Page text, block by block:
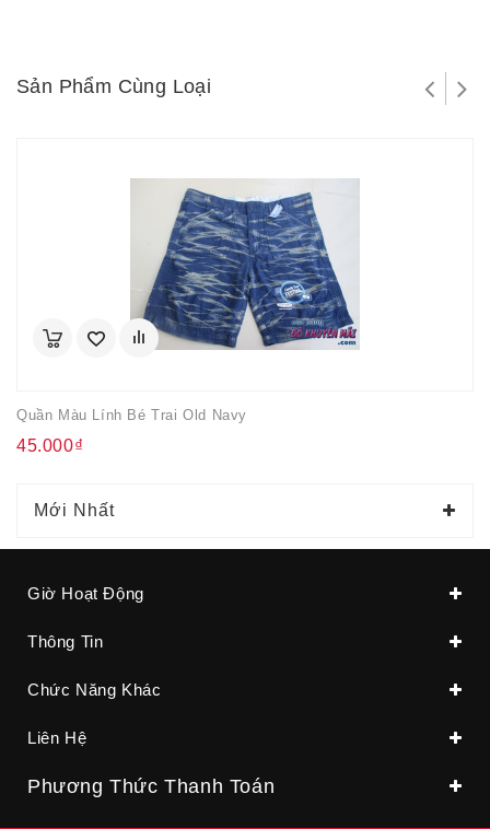
Sản Phẩm Cùng Loại
Quần Màu Lính Bé Trai Old Navy
45.000₫
Mới Nhất
Giờ Hoạt Động
Thông Tin
Chức Năng Khác
Liên Hệ
Phương Thức Thanh Toán